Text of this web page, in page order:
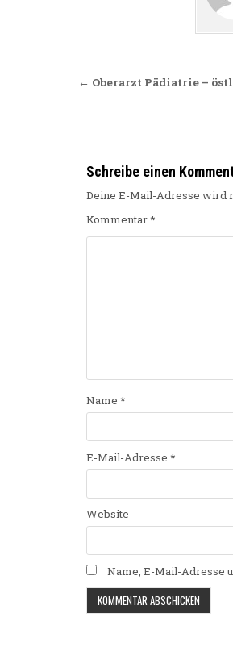
← Oberarzt Pädiatrie –
Schreibe einen
Deine E-Mail-Adresse wird
Kommentar*
Name *
E-Mail-Adresse *
Website
Name, E-Mail-Adresse